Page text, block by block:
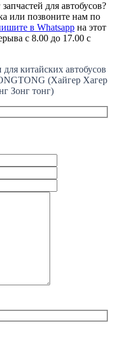
для автобусов?
или позвоните нам по
в Whatsapp на этот
с 8.00 до 17.00 с
китайских автобусов
(Хайгер Хагер
Зонг тонг)